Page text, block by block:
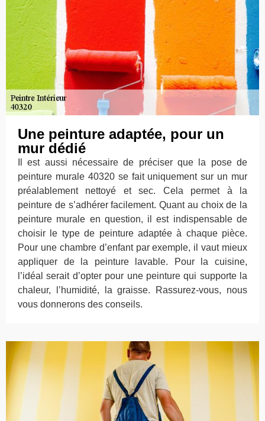
Une peinture adaptée, pour un
mur dédié
Il est aussi nécessaire de préciser que la pose de
peinture murale 40320 se fait uniquement sur un mur
préalablement nettoyé et sec. Cela permet à la
peinture de s’adhérer facilement. Quant au choix de la
peinture murale en question, il est indispensable de
choisir le type de peinture adaptée à chaque pièce.
Pour une chambre d’enfant par exemple, il vaut mieux
appliquer de la peinture lavable. Pour la cuisine,
l’idéal serait d’opter pour une peinture qui supporte la
chaleur, l’humidité, la graisse. Rassurez-vous, nous
vous donnerons des conseils.